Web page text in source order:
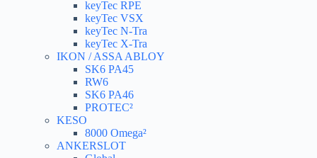
keyTec RPE
keyTec VSX
keyTec N-Tra
keyTec X-Tra
IKON / ASSA ABLOY
SK6 PA45
RW6
SK6 PA46
PROTEC²
KESO
8000 Omega²
ANKERSLOT